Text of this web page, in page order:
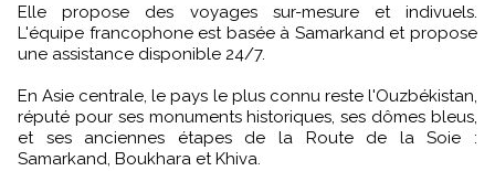
Elle propose des voyages sur-mesure et indivuels.
L'équipe francophone est basée à Samarkand et propose
une assistance disponible 24/7.
En Asie centrale, le pays le plus connu reste l'Ouzbékistan,
réputé pour ses monuments historiques, ses dômes bleus,
et ses anciennes étapes de la Route de la Soie :
Samarkand, Boukhara et Khiva.